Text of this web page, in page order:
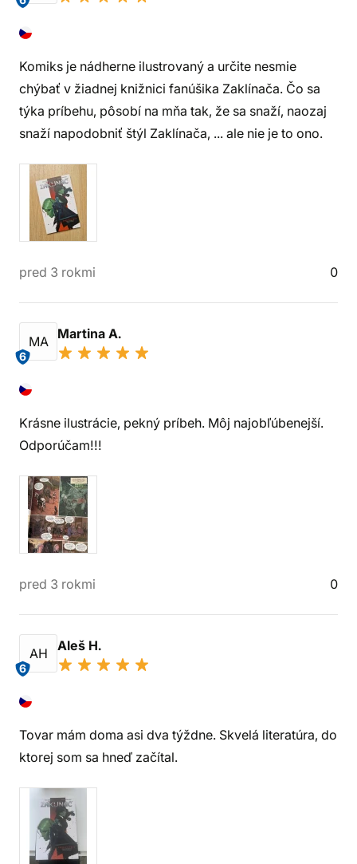
Komiks je nádherne ilustrovaný a určite nesmie
chýbať v žiadnej knižnici fanúšika Zaklínača. Čo sa
týka príbehu, pôsobí na mňa tak, že sa snaží, naozaj
snaží napodobniť štýl Zaklínača, ... ale nie je to ono.
pred 3 rokmi 0
MA
6
Martina A.
Krásne ilustrácie, pekný príbeh. Môj najobľúbenejší.
Odporúčam!!!
pred 3 rokmi 0
AH
6
Aleš H.
Tovar mám doma asi dva týždne. Skvelá literatúra, do
ktorej som sa hneď začítal.